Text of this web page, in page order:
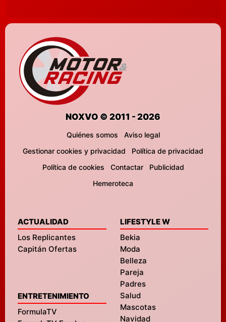
NOXVO © 2011 - 2026
Quiénes somos
Aviso legal
Gestionar cookies y privacidad
Política de privacidad
Política de cookies
Contactar
Publicidad
Hemeroteca
ACTUALIDAD
Los Replicantes
Capitán Ofertas
ENTRETENIMIENTO
FormulaTV
LIFESTYLE W
Bekia
Moda
Belleza
Pareja
Padres
Salud
Mascotas
Navidad